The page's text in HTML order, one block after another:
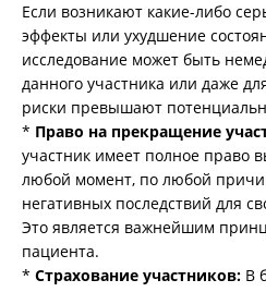
Если возникают какие-либо
эффекты или ухудшение
исследование может быть
данного участника или даже
риски превышают
* Право на прекращение
участник имеет полное право
любой момент, по любой
негативных последствий для
Это является важнейшим
пациента.
* Страхование участников: В